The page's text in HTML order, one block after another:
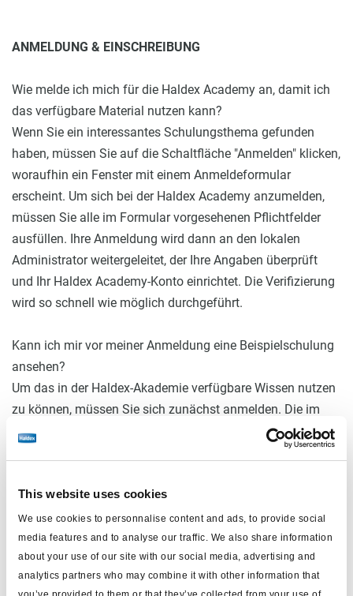
This website uses cookies
We use cookies to personnalise content and ads, to provide social
media features and to analyse our traffic. We also share information
about your use of our site with our social media, advertising and
analytics partners who may combine it with other information that
ANMELDUNG & EINSCHREIBUNG
Wie melde ich mich für die Haldex Academy an, damit ich
das verfügbare Material nutzen kann?
Wenn Sie ein interessantes Schulungsthema gefunden
haben, müssen Sie auf die Schaltfläche "Anmelden" klicken,
woraufhin ein Fenster mit einem Anmeldeformular
erscheint. Um sich bei der Haldex Academy anzumelden,
müssen Sie alle im Formular vorgesehenen Pflichtfelder
ausfüllen. Ihre Anmeldung wird dann an den lokalen
Administrator weitergeleitet, der Ihre Angaben überprüft
und Ihr Haldex Academy-Konto einrichtet. Die Verifizierung
wird so schnell wie möglich durchgeführt.
Kann ich mir vor meiner Anmeldung eine Beispielschulung
ansehen?
Um das in der Haldex-Akademie verfügbare Wissen nutzen
zu können, müssen Sie sich zunächst anmelden. Die im
Bereich "Videos und Tutorials" verfügbaren Materialien sind
KONTO & DASHBOARD
Wie lange ist der Zugang zum Konto verfügbar?
Der Zugang zur Plattform ist so lange verfügbar, wie das